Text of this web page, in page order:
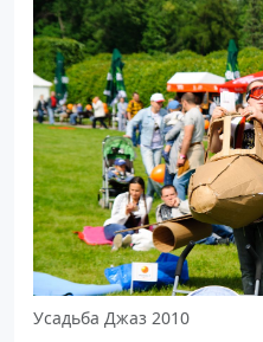
Усадьба Джаз 2010